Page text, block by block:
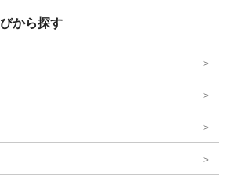
から探す